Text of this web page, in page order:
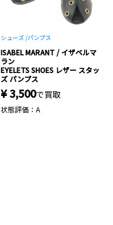
シューズ /パンプス
ISABEL MARANT / イザベルマ
ラン
EYELETS SHOES レザー スタッ
ズ パンプス
¥ 3,500で買取
状態評価：A